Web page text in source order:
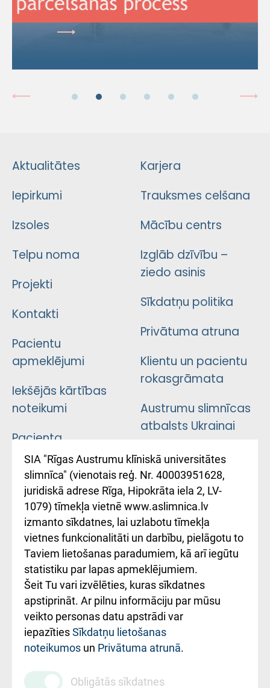
Aktualitātes
Iepirkumi
Izsoles
Telpu noma
Projekti
Kontakti
Pacientu
apmeklējumi
Iekšējās kārtības
noteikumi
Pacienta
atsauksmju/sūdzību
iesniegšanas
kārtība
Kā pie mums nokļūt
Rēķinu apmaksas
ceļvedis
Rekvizīti un
ārstniecības
iestādes kods
010000234
Maksas
Karjera
Trauksmes celšana
Mācību centrs
Izglāb dzīvību –
ziedo asinis
Sīkdatņu politika
Privātuma atruna
Klientu un pacientu
rokasgrāmata
Austrumu slimnīcas
atbalsts Ukrainai
Підтримка Східної
лікарні та співпраця з
Україною
SIA "Rīgas Austrumu klīniskā universitātes
slimnīca" (vienotais reģ. Nr. 40003951628,
juridiskā adrese Rīga, Hipokrāta iela 2, LV-
1079) tīmekļa vietnē www.aslimnica.lv
izmanto sīkdatnes, lai uzlabotu tīmekļa
vietnes funkcionalitāti un darbību, pielāgotu to
Taviem lietošanas paradumiem, kā arī iegūtu
statistiku par lapas apmeklējumiem.
Šeit Tu vari izvēlēties, kuras sīkdatnes
apstiprināt. Ar pilnu informāciju par mūsu
veikto personas datu apstrādi var
iepazītiesSīkdatņu lietošanas
noteikumos un Privātuma atrunā.
Obligātās sīkdatnes